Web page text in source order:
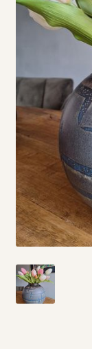
Vintage boeken